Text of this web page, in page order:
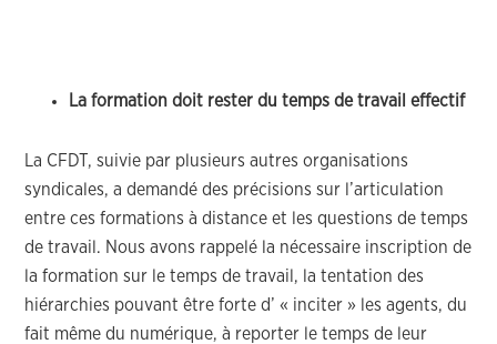
La formation doit rester du temps de travail effectif
La CFDT, suivie par plusieurs autres organisations
syndicales, a demandé des précisions sur l’articulation
entre ces formations à distance et les questions de temps
de travail. Nous avons rappelé la nécessaire inscription de
la formation sur le temps de travail, la tentation des
hiérarchies pouvant être forte d’ « inciter » les agents, du
fait même du numérique, à reporter le temps de leur